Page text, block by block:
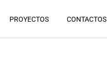
PROYECTOS CONTACTOS